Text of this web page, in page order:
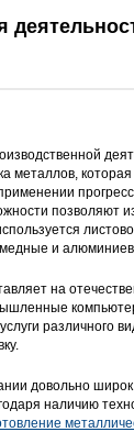
металлов,
позволяют
и
на
различного
довольно
наличию